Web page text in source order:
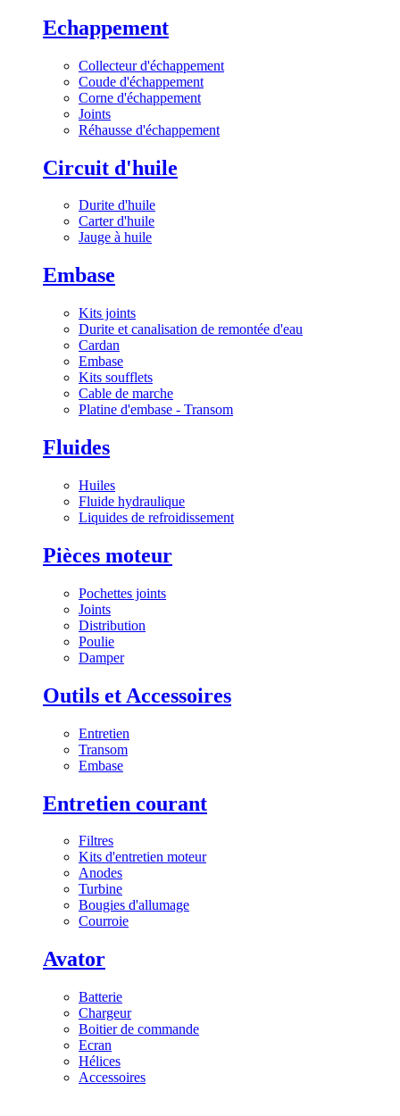
Echappement
Collecteur d'échappement
Coude d'échappement
Corne d'échappement
Joints
Réhausse d'échappement
Circuit d'huile
Durite d'huile
Carter d'huile
Jauge à huile
Embase
Kits joints
Durite et canalisation de remontée d'eau
Cardan
Embase
Kits soufflets
Cable de marche
Platine d'embase - Transom
Fluides
Huiles
Fluide hydraulique
Liquides de refroidissement
Pièces moteur
Pochettes joints
Joints
Distribution
Poulie
Damper
Outils et Accessoires
Entretien
Transom
Embase
Entretien courant
Filtres
Kits d'entretien moteur
Anodes
Turbine
Bougies d'allumage
Courroie
Avator
Batterie
Chargeur
Boitier de commande
Ecran
Hélices
Accessoires